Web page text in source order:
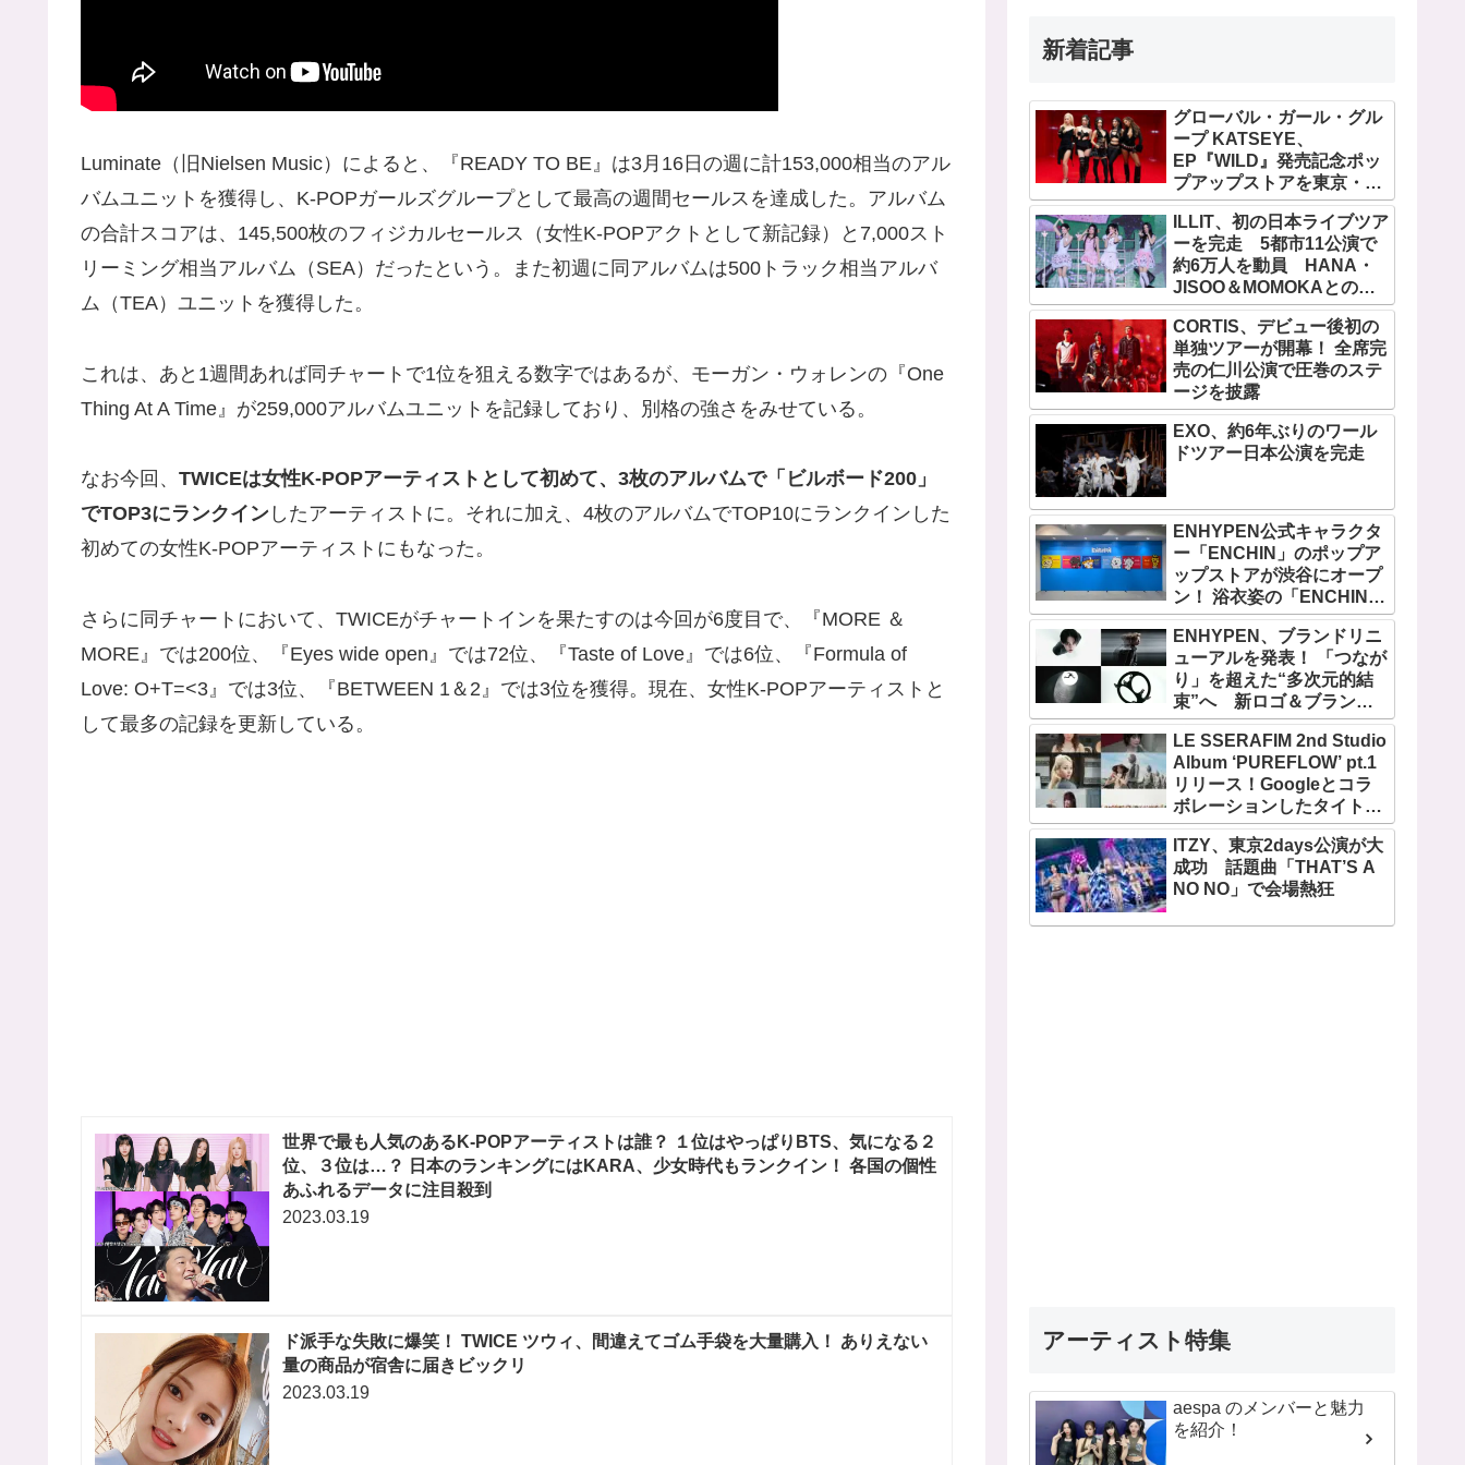
Luminate（旧Nielsen Music）によると、『READY TO BE』は3月16日の週に計153,000相当のアル
バムユニットを獲得し、K-POPガールズグループとして最高の週間セールスを達成した。アルバム
の合計スコアは、145,500枚のフィジカルセールス（女性K-POPアクトとして新記録）と7,000スト
リーミング相当アルバム（SEA）だったという。また初週に同アルバムは500トラック相当アルバ
ム（TEA）ユニットを獲得した。
これは、あと1週間あれば同チャートで1位を狙える数字ではあるが、モーガン・ウォレンの『One
Thing At A Time』が259,000アルバムユニットを記録しており、別格の強さをみせている。
なお今回、 TWICEは女性K-POPアーティストとして初めて、3枚のアルバムで「ビルボード200」
でTOP3にランクイン したアーティストに。それに加え、4枚のアルバムでTOP10にランクインした
初めての女性K-POPアーティストにもなった。
さらに同チャートにおいて、TWICEがチャートインを果たすのは今回が6度目で、『MORE ＆
MORE』では200位、『Eyes wide open』では72位、『Taste of Love』では6位、『Formula of
Love: O+T=<3』では3位、『BETWEEN 1＆2』では3位を獲得。現在、女性K-POPアーティストと
して最多の記録を更新している。
世界で最も人気のあるK-POPアーティストは誰？ １位はやっぱりBTS、気になる２
位、３位は…？ 日本のランキングにはKARA、少女時代もランクイン！ 各国の個性
あふれるデータに注目殺到
2023.03.19
ド派手な失敗に爆笑！ TWICE ツウィ、間違えてゴム手袋を大量購入！ ありえない
量の商品が宿舎に届きビックリ
2023.03.19
新着記事
グローバル・ガール・グル
ープ KATSEYE、
EP『WILD』発売記念ポッ
プアップストアを東京・原
宿で開催 限定グッズも登
場ILLIT、初の日本ライブツア
ーを完走 5都市11公演で
約6万人を動員 HANA・
JISOO＆MOMOKAとのス
ペシャルコラボも実現
CORTIS、デビュー後初の
単独ツアーが開幕！ 全席完
売の仁川公演で圧巻のステ
ージを披露
EXO、約6年ぶりのワール
ドツアー日本公演を完走
ENHYPEN公式キャラクタ
ー「ENCHIN」のポップア
ップストアが渋谷にオープ
ン！ 浴衣姿の「ENCHIN」
が登場
ENHYPEN、ブランドリニ
ューアルを発表！ 「つなが
り」を超えた“多次元的結
束”へ 新ロゴ＆ブランド
フィルム公開
LE SSERAFIM 2nd Studio
Album ‘PUREFLOW’ pt.1
リリース！Googleとコラ
ボレーションしたタイトル
曲「BOOMPALA」MVも公
開
ITZY、東京2days公演が大
成功 話題曲「THAT’S A
NO NO」で会場熱狂
アーティスト特集
aespa のメンバーと魅力
を紹介！